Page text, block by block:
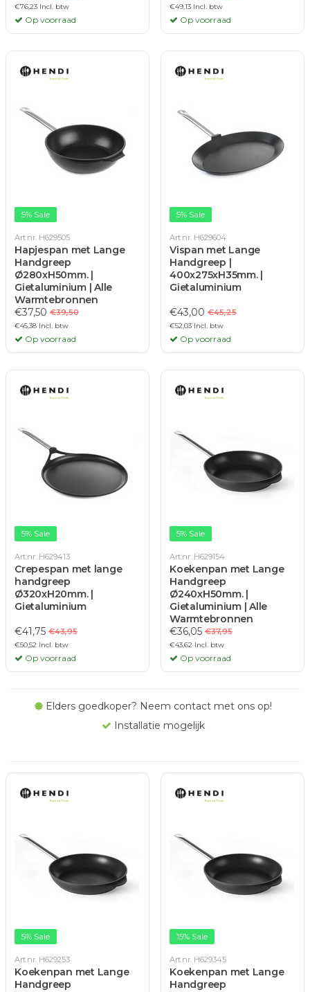
€76,23 Incl. btw
Op voorraad
€49,13 Incl. btw
Op voorraad
5% Sale
Art.nr. H629505
Hapjespan met Lange
Handgreep
Ø280xH50mm. |
Gietaluminium | Alle
Warmtebronnen
€37,50 €39,50
€45,38 Incl. btw
Op voorraad
5% Sale
Art.nr. H629604
Vispan met Lange
Handgreep |
400x275xH35mm. |
Gietaluminium
€43,00 €45,25
€52,03 Incl. btw
Op voorraad
5% Sale
Art.nr. H629413
Crepespan met lange
handgreep
Ø320xH20mm. |
Gietaluminium
€41,75 €43,95
€50,52 Incl. btw
Op voorraad
5% Sale
Art.nr. H629154
Koekenpan met Lange
Handgreep
Ø240xH50mm. |
Gietaluminium | Alle
Warmtebronnen
€36,05 €37,95
€43,62 Incl. btw
Op voorraad
Elders goedkoper? Neem contact met ons op!
Installatie mogelijk
5% Sale
Art.nr. H629253
Koekenpan met Lange
Handgreep
15% Sale
Art.nr. H629345
Koekenpan met Lange
Handgreep